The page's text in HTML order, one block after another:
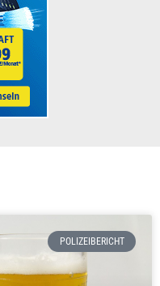
POLIZEIBERICHT